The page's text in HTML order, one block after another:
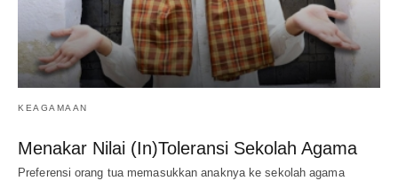
KEAGAMAAN
Menakar Nilai (In)Toleransi Sekolah Agama
Preferensi orang tua memasukkan anaknya ke sekolah agama